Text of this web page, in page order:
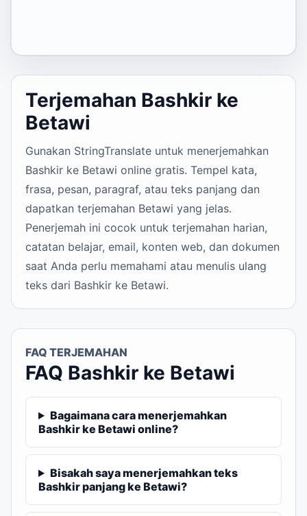
Terjemahan Bashkir ke
Betawi
Gunakan StringTranslate untuk menerjemahkan
Bashkir ke Betawi online gratis. Tempel kata,
frasa, pesan, paragraf, atau teks panjang dan
dapatkan terjemahan Betawi yang jelas.
Penerjemah ini cocok untuk terjemahan harian,
catatan belajar, email, konten web, dan dokumen
saat Anda perlu memahami atau menulis ulang
teks dari Bashkir ke Betawi.
FAQ TERJEMAHAN
FAQ Bashkir ke Betawi
Bagaimana cara menerjemahkan
Bashkir ke Betawi online?
Bisakah saya menerjemahkan teks
Bashkir panjang ke Betawi?